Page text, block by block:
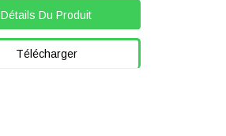
Détails Du Produit
Télécharger